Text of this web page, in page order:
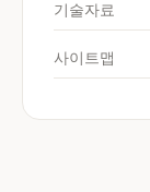
기술자료
사이트맵